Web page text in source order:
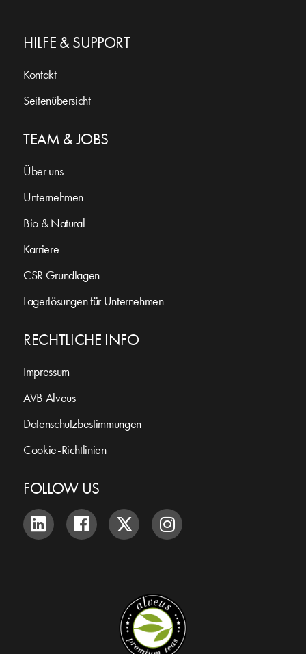
HILFE & SUPPORT
Kontakt
Seitenübersicht
TEAM & JOBS
Über uns
Unternehmen
Bio & Natural
Karriere
CSR Grundlagen
Lagerlösungen für Unternehmen
RECHTLICHE INFO
Impressum
AVB Alveus
Datenschutzbestimmungen
Cookie-Richtlinien
FOLLOW US